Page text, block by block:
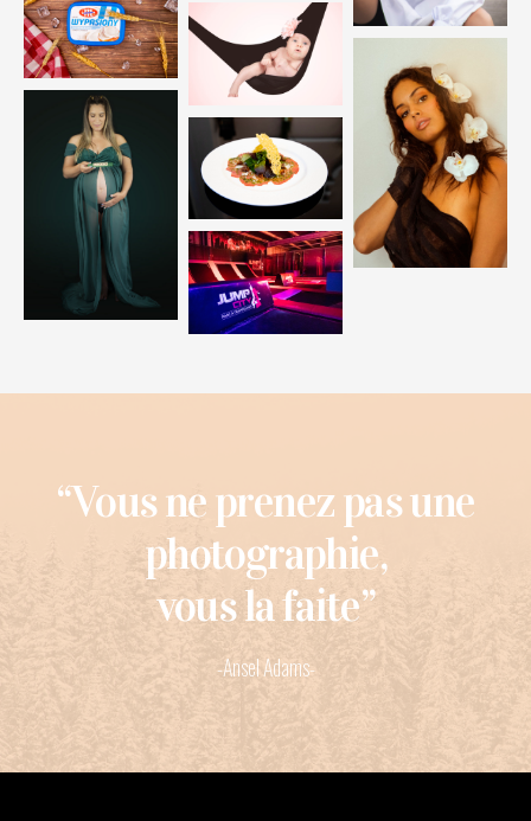
“Vous ne prenez pas une
photographie,
vous la faite”
-Ansel Adams-